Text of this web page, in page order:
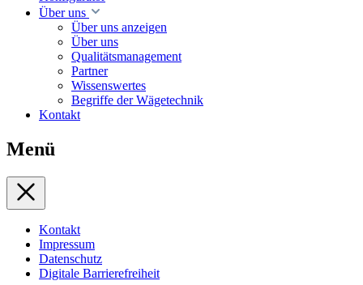
Über uns
Über uns anzeigen
Über uns
Qualitätsmanagement
Partner
Wissenswertes
Begriffe der Wägetechnik
Kontakt
Menü
Kontakt
Impressum
Datenschutz
Digitale Barrierefreiheit